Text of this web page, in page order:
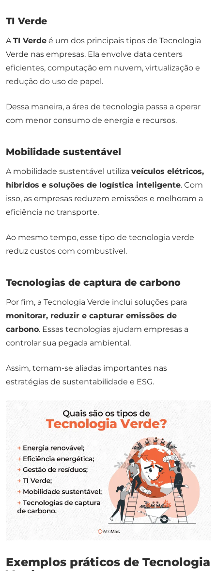
TI Verde
ATI Verde é um dos principais tipos de Tecnologia
Verde nas empresas. Ela envolve data centers
eficientes, computação em nuvem, virtualização e
redução do uso de papel.
Dessa maneira, a área de tecnologia passa a operar
com menor consumo de energia e recursos.
Mobilidade sustentável
A mobilidade sustentável utiliza veículos elétricos,
híbridos e soluções de logística inteligente. Com
isso, as empresas reduzem emissões e melhoram a
eficiência no transporte.
Ao mesmo tempo, esse tipo de tecnologia verde
reduz custos com combustível.
Tecnologias de captura de carbono
Por fim, a Tecnologia Verde inclui soluções para
monitorar, reduzir e capturar emissões de
carbono. Essas tecnologias ajudam empresas a
controlar sua pegada ambiental.
Assim, tornam-se aliadas importantes nas
estratégias de sustentabilidade e ESG.
Exemplos práticos de Tecnologia